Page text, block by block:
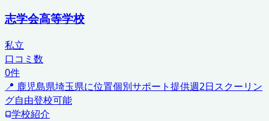
志学会高等学校
私立
口コミ数
0件
📍 鹿児島県埼玉県に位置個別サポート提供週2日スクーリン
グ自由登校可能
学校紹介